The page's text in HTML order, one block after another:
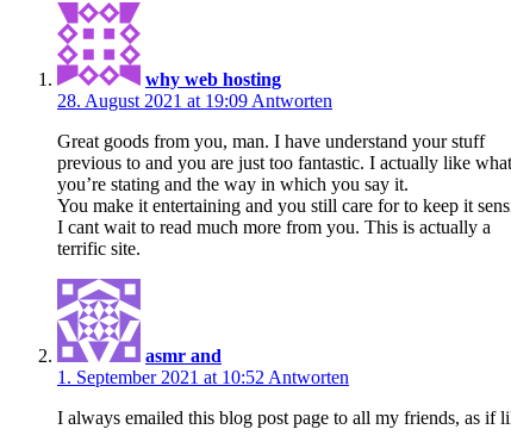
why web hosting
28. August 2021 at 19:09 Antworten
Great goods from you, man. I have understand your stuff
previous to and you are just too fantastic. I actually like
you’re stating and the way in which you say it.
You make it entertaining and you still care for to keep it
I cant wait to read much more from you. This is actually a
terrific site.
asmr and
1. September 2021 at 10:52 Antworten
I always emailed this blog post page to all my friends, as if